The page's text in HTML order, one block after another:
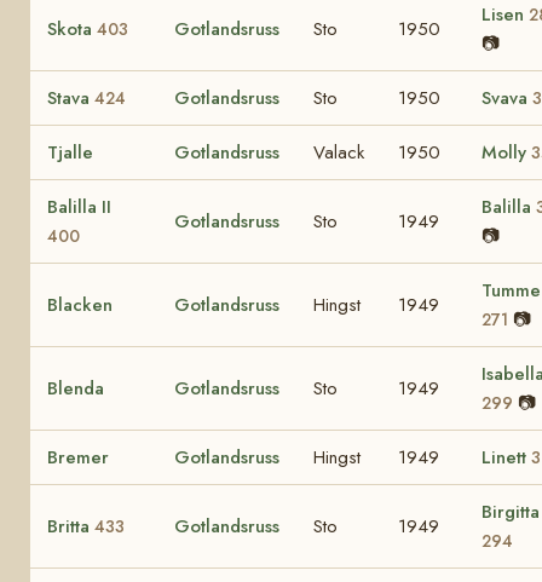
Skota 403 Gotlandsruss Sto 1950
Lisen
📷
Stava 424 Gotlandsruss Sto 1950 Svava
Tjalle Gotlandsruss Valack 1950 Molly
Balilla II
400
Gotlandsruss Sto 1949
Balilla
📷
Blacken Gotlandsruss Hingst 1949
271 📷
Blenda Gotlandsruss Sto 1949
299 📷
Bremer Gotlandsruss Hingst 1949 Linett
Britta 433 Gotlandsruss Sto 1949
Birgitta
294